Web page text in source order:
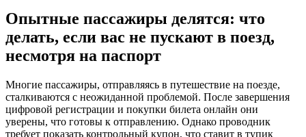
Опытные пассажиры делятся: что
делать, если вас не пускают в поезд,
несмотря на паспорт
Многие пассажиры, отправляясь в путешествие на поезде,
сталкиваются с неожиданной проблемой. После завершения
цифровой регистрации и покупки билета онлайн они
уверены, что готовы к отправлению. Однако проводник
требует показать контрольный купон, что ставит в тупик